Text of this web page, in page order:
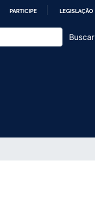
PARTICIPE LEGISLAÇÃO
Buscar